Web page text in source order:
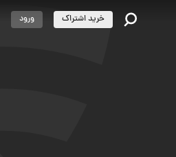
خرید اشتراک ورود